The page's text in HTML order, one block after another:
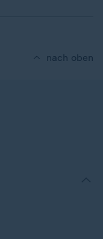
nach oben